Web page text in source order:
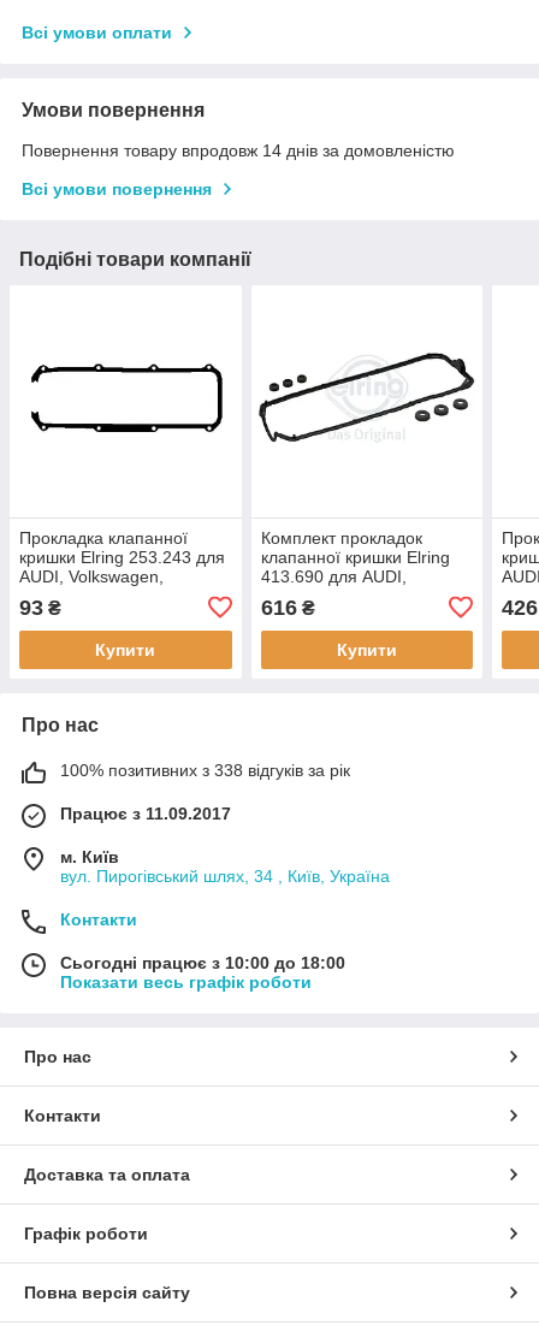
Всі умови оплати
Умови повернення
Повернення товару впродовж 14 днів за домовленістю
Всі умови повернення
Подібні товари компанії
Прокладка клапанної
кришки Elring 253.243 для
AUDI, Volkswagen,
93 ₴
Купити
Комплект прокладок
клапанної кришки Elring
413.690 для AUDI,
MULTICAR, SEAT, SKODA,
Volkswagen,
616₴
Купити
426
Про нас
100% позитивних з 338 відгуків за рік
Працює з 11.09.2017
м. Київ
вул. Пирогівський шлях, 34 , Київ, Україна
Контакти
Сьогодні працює з 10:00 до 18:00
Показати весь графік роботи
Про нас
Контакти
Доставка та оплата
Графік роботи
Повна версія сайту